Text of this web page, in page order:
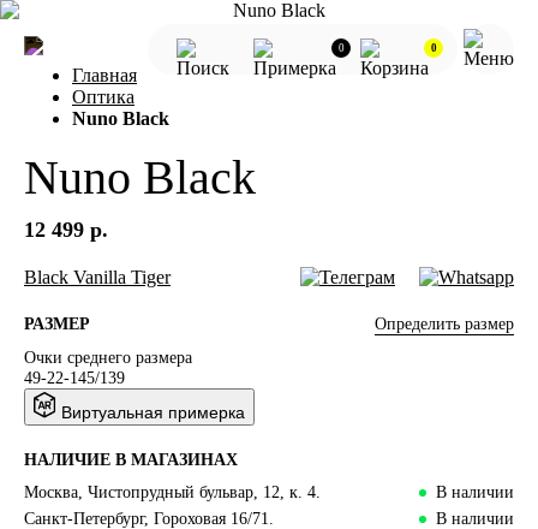
0 0
Главная
Оптика
Nuno Black
Nuno Black
12 499 р.
Black Vanilla Tiger
РАЗМЕР
Определить размер
Очки среднего размера
49-22-145/139
Виртуальная примерка
НАЛИЧИЕ В МАГАЗИНАХ
Москва, Чистопрудный бульвар, 12, к. 4.
В наличии
Санкт-Петербург, Гороховая 16/71.
В наличии